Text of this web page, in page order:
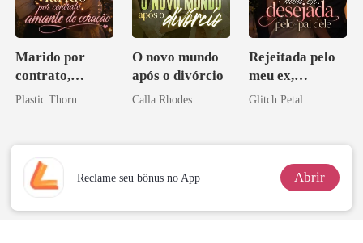
Marido por
contrato,
amante de
Plastic Thorn
O novo mundo
após o divórcio
Calla Rhodes
Rejeitada pelo
meu ex,
desejada pelo
Glitch Petal
Reclame seu bônus no App Abrir